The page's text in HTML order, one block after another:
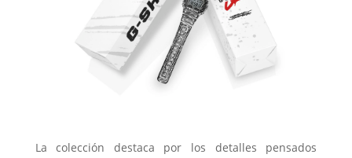
La colección destaca por los detalles pensados